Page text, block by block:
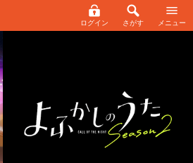
ログイン さがす メニュー